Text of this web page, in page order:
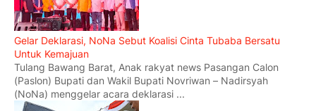
Gelar Deklarasi, NoNa Sebut Koalisi Cinta Tubaba Bersatu
Untuk Kemajuan
Tulang Bawang Barat, Anak rakyat news Pasangan Calon
(Paslon) Bupati dan Wakil Bupati Novriwan – Nadirsyah
(NoNa) menggelar acara deklarasi ...